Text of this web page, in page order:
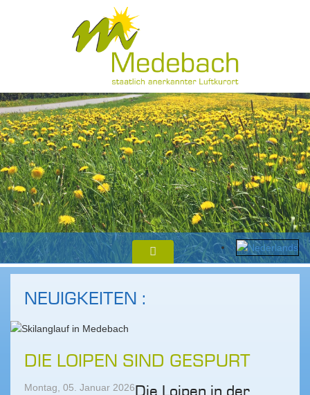
NEUIGKEITEN :
DIE LOIPEN SIND GESPURT
Montag, 05. Januar 2026